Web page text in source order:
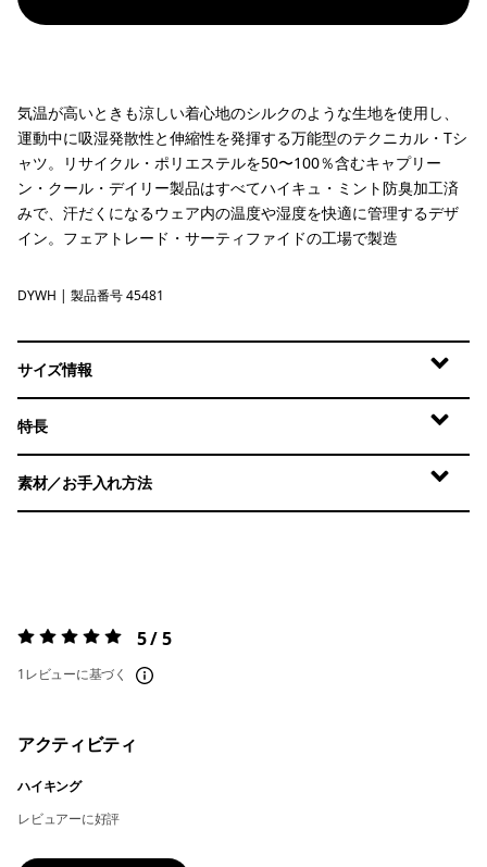
気温が高いときも涼しい着心地のシルクのような生地を使用し、
運動中に吸湿発散性と伸縮性を発揮する万能型のテクニカル・Tシ
ャツ。リサイクル・ポリエステルを50〜100％含むキャプリー
ン・クール・デイリー製品はすべてハイキュ・ミント防臭加工済
みで、汗だくになるウェア内の温度や湿度を快適に管理するデザ
イン。フェアトレード・サーティファイドの工場で製造
Dyno White
DYWH | 製品番号 45481
サイズ情報
特長
素材／お手入れ方法
評価:5 / 5 5 / 5
1レビューに基づく
アクティビティ
ハイキング
レビュアーに好評